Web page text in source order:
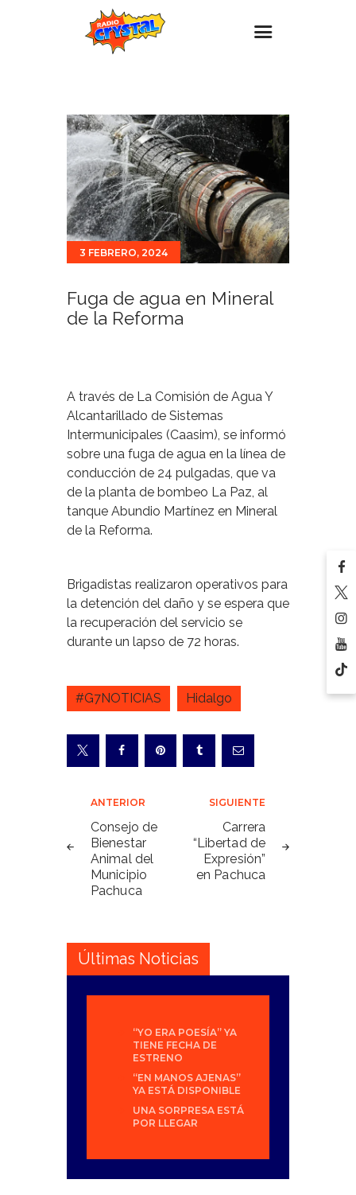
Estaciones
Eventos
Promociones
Noticias
Para ti
Contacto
3 FEBRERO, 2024
Fuga de agua en Mineral
de la Reforma
A través de La Comisión de Agua Y
Alcantarillado de Sistemas
Intermunicipales (Caasim), se informó
sobre una fuga de agua en la línea de
conducción de 24 pulgadas, que va
de la planta de bombeo La Paz, al
tanque Abundio Martínez en Mineral
de la Reforma.
Brigadistas realizaron operativos para
la detención del daño y se espera que
la recuperación del servicio se
durante un lapso de 72 horas.
#G7NOTICIAS Hidalgo
Navegación
de
entradas
ANTERIOR
Consejo de
Bienestar
Animal del
Municipio
Pachuca
SIGUIENTE
Carrera
“Libertad de
Expresión”
en Pachuca
Últimas Noticias
“YO ERA POESÍA” YA
TIENE FECHA DE
ESTRENO
“EN MANOS AJENAS”
YA ESTÁ DISPONIBLE
UNA SORPRESA ESTÁ
POR LLEGAR